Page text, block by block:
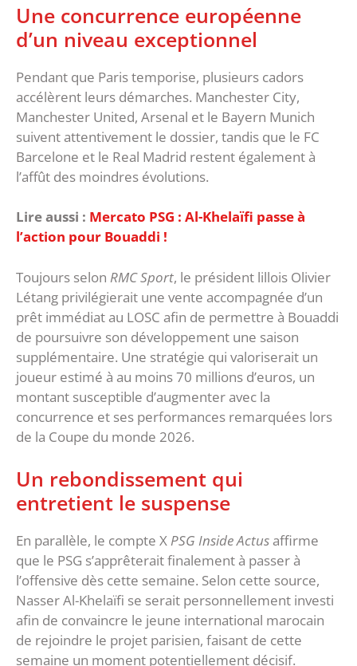
‎Une concurrence européenne
d’un niveau exceptionnel
‎Pendant que Paris temporise, plusieurs cadors
accélèrent leurs démarches. Manchester City,
Manchester United, Arsenal et le Bayern Munich
suivent attentivement le dossier, tandis que le FC
Barcelone et le Real Madrid restent également à
l’affût des moindres évolutions.
Lire aussi : Mercato PSG : Al-Khelaïfi passe à
l’action pour Bouaddi !
‎Toujours selon RMC Sport, le président lillois Olivier
Létang privilégierait une vente accompagnée d’un
prêt immédiat au LOSC afin de permettre à Bouaddi
de poursuivre son développement une saison
supplémentaire. Une stratégie qui valoriserait un
joueur estimé à au moins 70 millions d’euros, un
montant susceptible d’augmenter avec la
concurrence et ses performances remarquées lors
de la Coupe du monde 2026.
‎Un rebondissement qui
entretient le suspense
‎En parallèle, le compte X PSG Inside Actusaffirme
que le PSG s’apprêterait finalement à passer à
l’offensive dès cette semaine. Selon cette source,
Nasser Al-Khelaïfi se serait personnellement investi
afin de convaincre le jeune international marocain
de rejoindre le projet parisien, faisant de cette
semaine un moment potentiellement décisif.